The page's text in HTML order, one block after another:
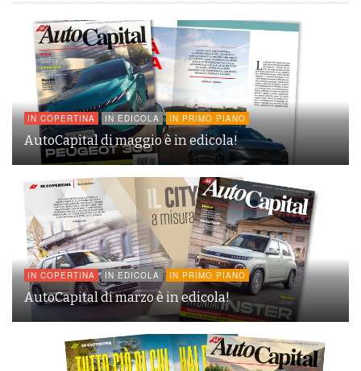
IN COPERTINA IN EDICOLA IN PRIMO PIANO
AutoCapital di maggio è in edicola!
IN COPERTINA IN EDICOLA IN PRIMO PIANO
AutoCapital di marzo è in edicola!